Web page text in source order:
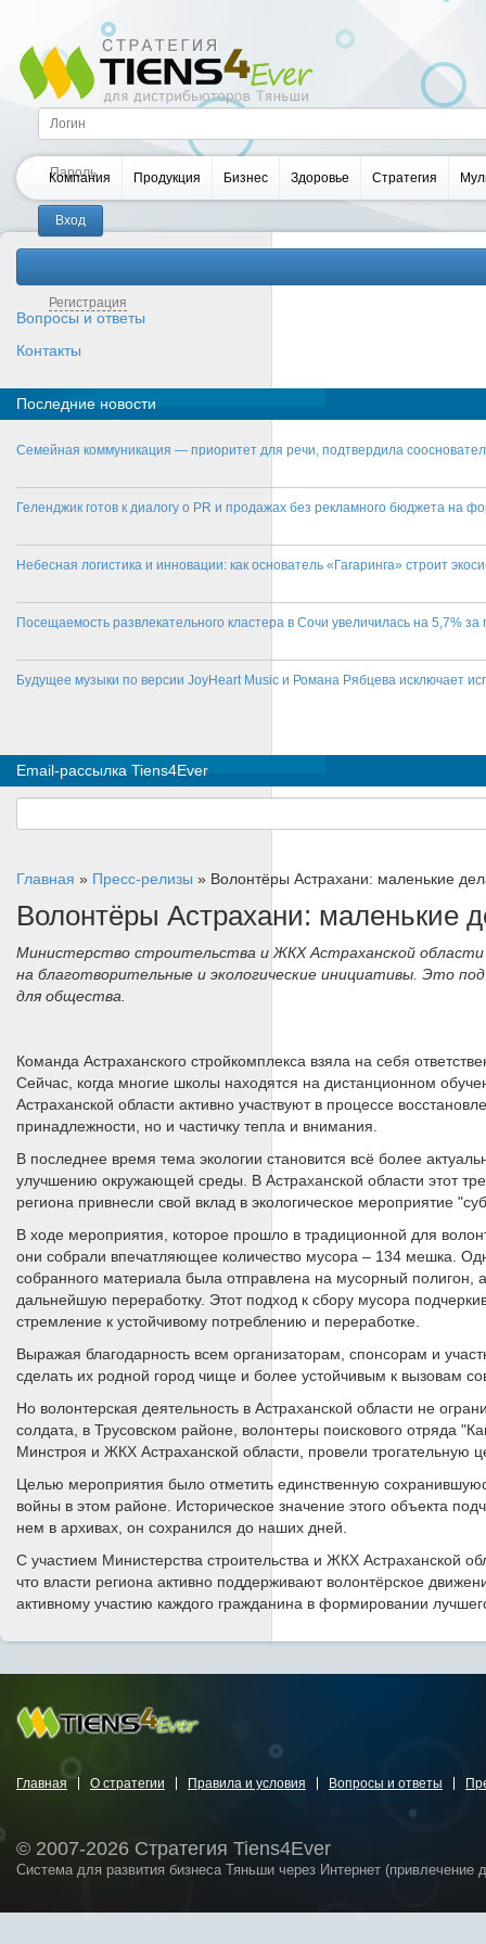
Регистрация
Компания Продукция Бизнес Здоровье Стратегия
Вопросы и ответы
Контакты
Последние новости
Семейная коммуникация — приоритет для речи, подтвердила
Геленджик готов к диалогу о PR и продажах без рекламного бюджета на
Небесная логистика и инновации: как основатель «Гагаринга» строит
Посещаемость развлекательного кластера в Сочи увеличилась на 5,7% за
Будущее музыки по версии JoyHeart Music и Романа Рябцева исключает
Email-рассылка Tiens4Ever
Главная » Пресс-релизы » Волонтёры Астрахани: маленькие
Волонтёры Астрахани: маленькие
Министерство строительства и ЖКХ Астраханской области
на благотворительные и экологические инициативы. Это
для общества.
Команда Астраханского стройкомплекса взяла на себя
Сейчас, когда многие школы находятся на дистанционном
Астраханской области активно участвуют в процессе
принадлежности, но и частичку тепла и внимания.
В последнее время тема экологии становится всё более
улучшению окружающей среды. В Астраханской области этот
региона привнесли свой вклад в экологическое мероприятие
В ходе мероприятия, которое прошло в традиционной для
они собрали впечатляющее количество мусора – 134 мешка.
собранного материала была отправлена на мусорный
дальнейшую переработку. Этот подход к сбору мусора
стремление к устойчивому потреблению и переработке.
Выражая благодарность всем организаторам, спонсорам и
сделать их родной город чище и более устойчивым к вызовам
Но волонтерская деятельность в Астраханской области не
солдата, в Трусовском районе, волонтеры поискового отряда
Минстроя и ЖКХ Астраханской области, провели трогательную
Целью мероприятия было отметить единственную
войны в этом районе. Историческое значение этого объекта
нем в архивах, он сохранился до наших дней.
С участием Министерства строительства и ЖКХ Астраханской
что власти региона активно поддерживают волонтёрское
активному участию каждого гражданина в формировании
Главная О стратегии Правила и условия Вопросы и ответы
© 2007-2026 Стратегия Tiens4Ever
Система для развития бизнеса Тяньши через Интернет (привлечение